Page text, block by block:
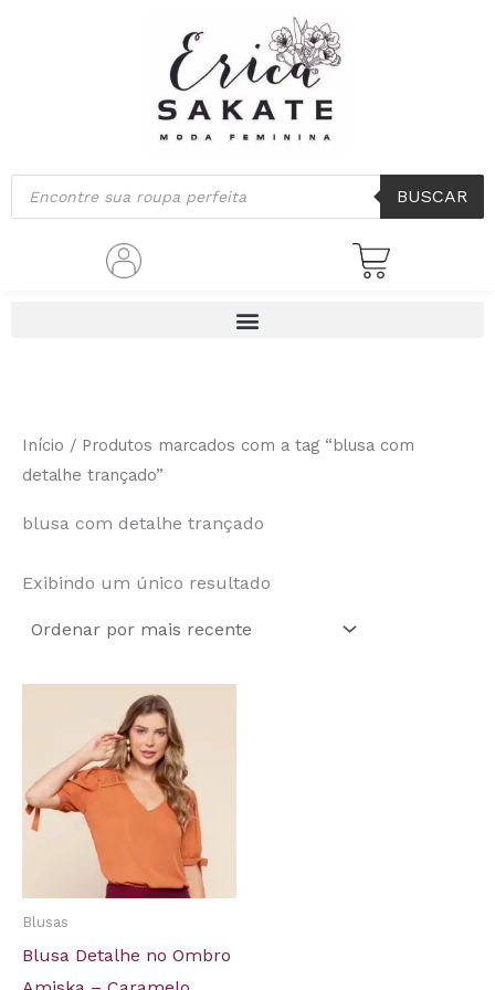
Pesquisar
produtos
BUSCAR
Início / Produtos marcados com a tag “blusa com
detalhe trançado”
blusa com detalhe trançado
Exibindo um único resultado
Blusas
Blusa Detalhe no Ombro